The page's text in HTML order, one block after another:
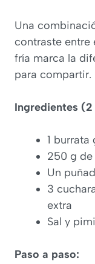
Una
contraste entre
fría marca la
para compartir.
Ingredientes
1
250 g
Un
3
extra
Sal y
Paso a paso: